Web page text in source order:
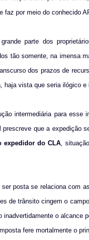
faz por meio do conhecido
parte dos
tão somente, na imensa
dos prazos de
haja vista que seria ilógico
intermediária para esse
prescreve que a expedição
expedidor do CLA ,
posta se relaciona com
de trânsito cingem o
inadvertidamente o alcance
fere mortalmente o